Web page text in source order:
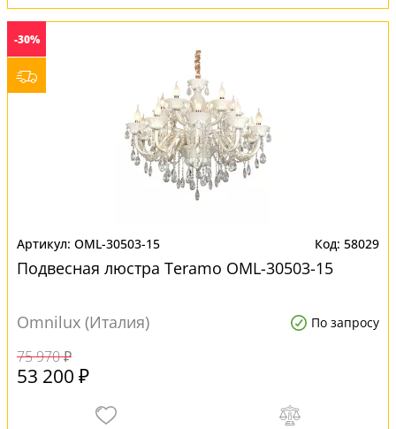
-30%
OML-30503-15 58029
Подвесная люстра Teramo OML-30503-15
Omnilux (Италия) По запросу
75 970 ₽
53 200 ₽